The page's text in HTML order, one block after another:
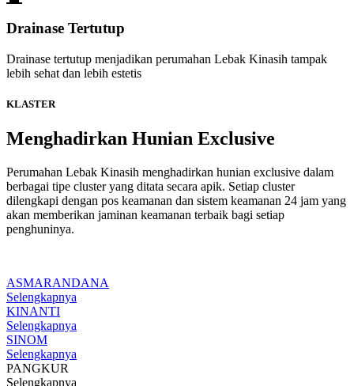
Drainase Tertutup
Drainase tertutup menjadikan perumahan Lebak Kinasih tampak
lebih sehat dan lebih estetis
KLASTER
Menghadirkan Hunian Exclusive
Perumahan Lebak Kinasih menghadirkan hunian exclusive dalam
berbagai tipe cluster yang ditata secara apik. Setiap cluster
dilengkapi dengan pos keamanan dan sistem keamanan 24 jam yang
akan memberikan jaminan keamanan terbaik bagi setiap
penghuninya.
ASMARANDANA
Selengkapnya
KINANTI
Selengkapnya
SINOM
Selengkapnya
PANGKUR
Selengkapnya